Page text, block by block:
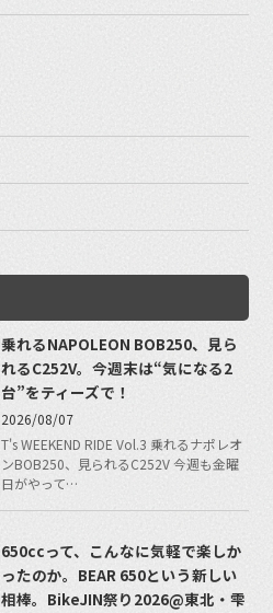
乗れるNAPOLEON BOB250、見ら
れるC252V。今週末は“気になる2
台”をティーズで！
2026/08/07
T's WEEKEND RIDE Vol.3 乗れるナポレオ
ンBOB250、見られるC252V 今週も金曜
日がやって…
650ccって、こんなに気軽で楽しか
ったのか。BEAR 650という新しい
相棒。BikeJIN祭り2026@東北・雫